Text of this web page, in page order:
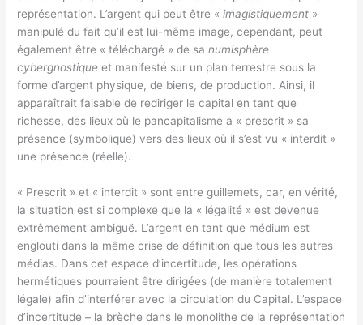
représentation. L’argent qui peut être «imagistiquement »
manipulé du fait qu’il est lui-même image, cependant, peut
également être « téléchargé » de sanumisphère
cybergnostique et manifesté sur un plan terrestre sous la
forme d’argent physique, de biens, de production. Ainsi, il
apparaîtrait faisable de rediriger le capital en tant que
richesse, des lieux où le pancapitalisme a « prescrit » sa
présence (symbolique) vers des lieux où il s’est vu « interdit »
une présence (réelle).
« Prescrit » et « interdit » sont entre guillemets, car, en vérité,
la situation est si complexe que la « légalité » est devenue
extrêmement ambiguë. L’argent en tant que médium est
englouti dans la même crise de définition que tous les autres
médias. Dans cet espace d’incertitude, les opérations
hermétiques pourraient être dirigées (de manière totalement
légale) afin d’interférer avec la circulation du Capital. L’espace
d’incertitude – la brèche dans le monolithe de la représentation